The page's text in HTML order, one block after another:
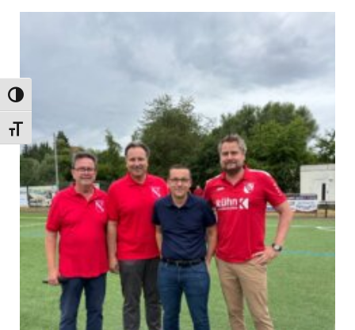
Umschalten auf hohe Kontraste
Schrift vergrößern